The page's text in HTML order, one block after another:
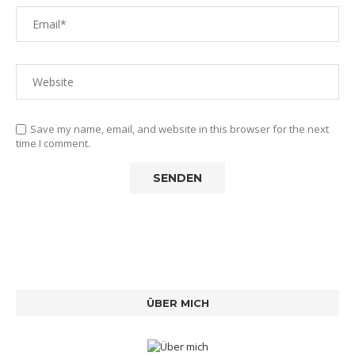
Save my name, email, and website in this browser for the next
time I comment.
ÜBER MICH